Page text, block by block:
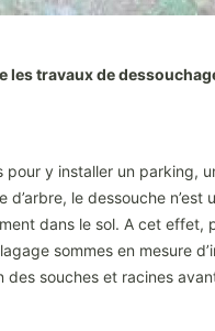
travaux de
y installer un parking,
le dessouche
dans le sol. A cet effet,
sommes en mesure
souches et racines